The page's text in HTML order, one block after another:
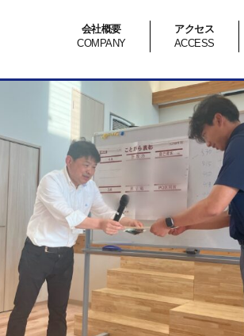
会社概要
COMPANY
アクセス
ACCESS